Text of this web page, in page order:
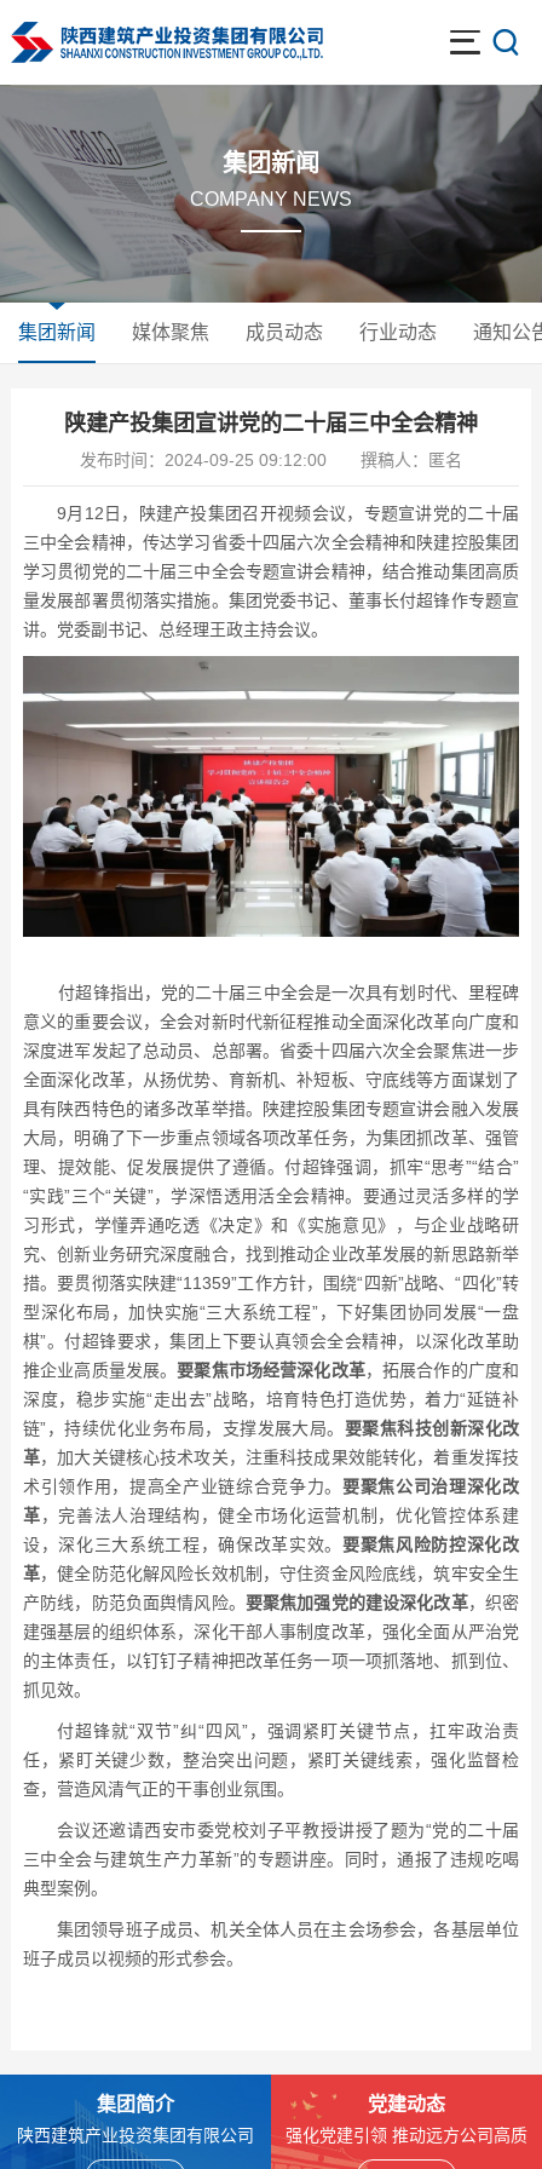
集团新闻
COMPANY NEWS
集团新闻 媒体聚焦 成员动态 行业动态 通知公
陕建产投集团宣讲党的二十届三中全会精神
发布时间：2024-09-25 09:12:00 撰稿人：匿名
9月 12 日，陕建产投集团召开视频会议，专题宣讲党的二十届
三中全会精神，传达学习省委十四届六次全会精神和陕建控股集团
学习贯彻党的二十届三中全会专题宣讲会精神，结合推动集团高质
量发展部署贯彻落实措施。集团党委书记、董事长付超锋作专题宣
讲。党委副书记、总经理王政主持会议。
付超锋指出，党的二十届三中全会是一次具有划时代、里程碑
意义的重要会议，全会对新时代新征程推动全面深化改革向广度和
深度进军发起了总动员、总部署。省委十四届六次全会聚焦进一步
全面深化改革，从扬优势、育新机、补短板、守底线等方面谋划了
具有陕西特色的诸多改革举措。陕建控股集团专题宣讲会融入发展
大局，明确了下一步重点领域各项改革任务，为集团抓改革、强管
理、提效能、促发展提供了遵循。付超锋强调，抓牢“思考”“结合”
“实践”三个“关键”，学深悟透用活全会精神。要通过灵活多样的学
习形式，学懂弄通吃透《决定》和《实施意见》，与企业战略研
究、创新业务研究深度融合，找到推动企业改革发展的新思路新举
措。要贯彻落实陕建“11359”工作方针，围绕“四新”战略、“四化”转
型深化布局，加快实施“三大系统工程”，下好集团协同发展“一盘
棋”。付超锋要求，集团上下要认真领会全会精神，以深化改革助
推企业高质量发展。要聚焦市场经营深化改革，拓展合作的广度和
深度，稳步实施“走出去”战略，培育特色打造优势，着力“延链补
链”，持续优化业务布局，支撑发展大局。 要聚焦科技创新深化改
革，加大关键核心技术攻关，注重科技成果效能转化，着重发挥技
术引领作用，提高全产业链综合竞争力。要聚焦公司治理深化改
革，完善法人治理结构，健全市场化运营机制，优化管控体系建
设，深化三大系统工程，确保改革实效。要聚焦风险防控深化改
革，健全防范化解风险长效机制，守住资金风险底线，筑牢安全生
产防线，防范负面舆情风险。 要聚焦加强党的建设深化改革，织密
建强基层的组织体系，深化干部人事制度改革，强化全面从严治党
的主体责任，以钉钉子精神把改革任务一项一项抓落地、抓到位、
抓见效。
付超锋就“双节”纠“ 四风”，强调紧盯关键节点，扛牢政治责
任，紧盯关键少数，整治突出问题，紧盯关键线索，强化监督检
查，营造风清气正的干事创业氛围。
会议还邀请西安市委党校刘子平教授讲授了题为“党的二十届
三中全会与建筑生产力革新”的专题讲座。同时，通报了违规吃喝
典型案例。
集团领导班子成员、机关全体人员在主会场参会，各基层单位
班子成员以视频的形式参会。
集团简介
陕西建筑产业投资集团有限公司
成立于2014年7月，是陕西建工
党建动态
强化党建引领 推动远方公司高质
量发展